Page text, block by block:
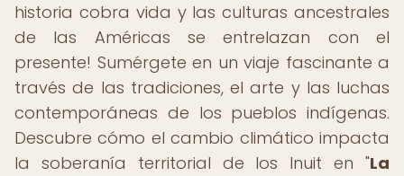
historia cobra vida y las culturas ancestrales
de las Américas se entrelazan con el
presente! Sumérgete en un viaje fascinante a
través de las tradiciones, el arte y las luchas
contemporáneas de los pueblos indígenas.
Descubre cómo el cambio climático impacta
la soberanía territorial de los Inuit en "La